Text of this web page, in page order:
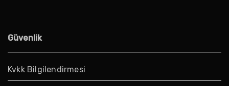
Güvenlik
Kvkk Bilgilendirmesi